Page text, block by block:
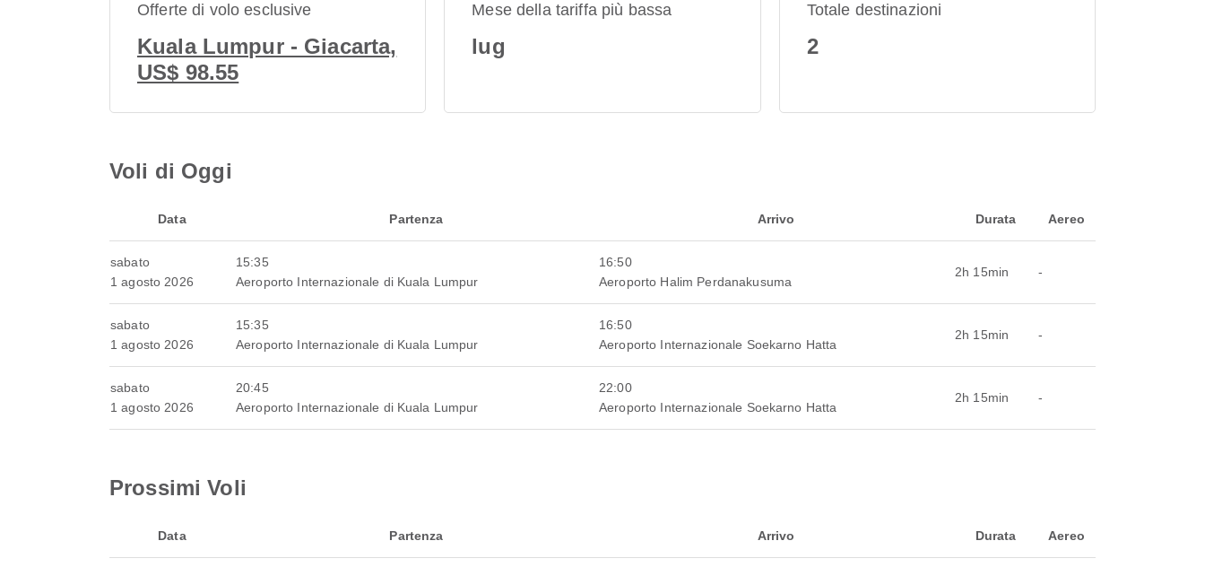
Offerte di volo esclusive
Kuala Lumpur - Giacarta,
US$ 98.55
Mese della tariffa più bassa
lug
Totale destinazioni
2
Voli di Oggi
Data Partenza Arrivo Durata Aereo
sabato
1 agosto 2026
15:35
Aeroporto Internazionale di Kuala Lumpur
16:50
Aeroporto Halim Perdanakusuma
2h 15min -
sabato
1 agosto 2026
15:35
Aeroporto Internazionale di Kuala Lumpur
16:50
Aeroporto Internazionale Soekarno Hatta
2h 15min -
sabato
1 agosto 2026
20:45
Aeroporto Internazionale di Kuala Lumpur
22:00
Aeroporto Internazionale Soekarno Hatta
2h 15min -
Prossimi Voli
Data Partenza Arrivo Durata Aereo